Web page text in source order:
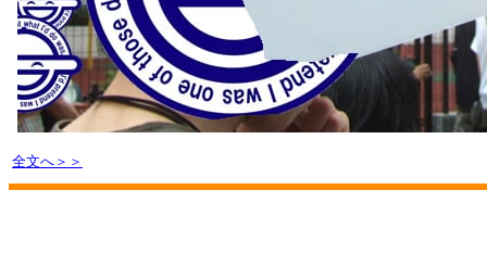
全文へ＞＞